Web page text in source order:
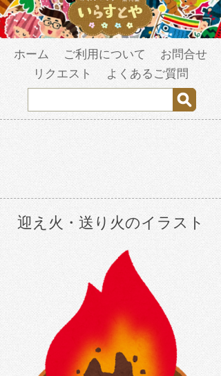
ホーム ご利用について
お問合せ
リクエスト
よくあるご質問
迎え火・送り火のイラスト